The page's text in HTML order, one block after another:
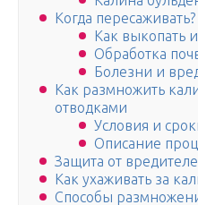
Когда пересаживать?
Как выкопать
Обработка
Болезни и
Как размножить
отводками
Условия и
Описание
Защита от
Как ухаживать за
Способы